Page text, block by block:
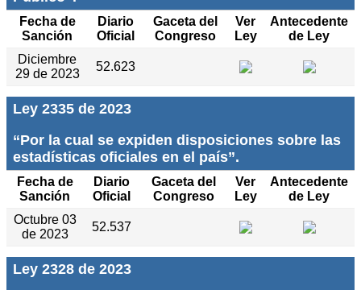
Fecha de
Sanción
Diario
Oficial
Gaceta del
Congreso
Ver
Ley
Antecedente
de Ley
Diciembre
29 de 2023
52.623
Ley 2335 de 2023
“Por la cual se expiden disposiciones sobre las
estadísticas oficiales en el país”.
Fecha de
Sanción
Diario
Oficial
Gaceta del
Congreso
Ver
Ley
Antecedente
de Ley
Octubre 03
de 2023
52.537
Ley 2328 de 2023